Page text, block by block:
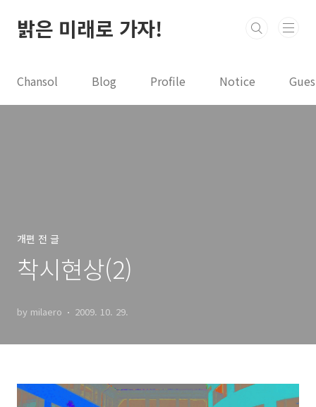
밝은 미래로 가자!
Chansol Blog Profile Notice
개편 전 글
착시현상(2)
by milaero 2009. 10. 29.